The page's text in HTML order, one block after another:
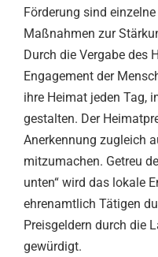
Förderung sind
Maßnahmen zur
Durch die Vergabe des
Engagement der
ihre Heimat jeden Tag,
gestalten. Der
Anerkennung zugleich
mitzumachen. Getreu
unten“ wird das lokale
ehrenamtlich Tätigen
Preisgeldern durch die
gewürdigt.